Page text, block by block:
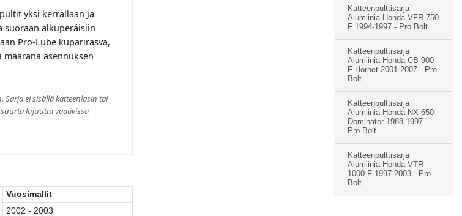
yksi kerrallaan ja
suoraan alkuperäisiin
Pro-Lube kuparirasva,
asennuksen
ei sisällä katteenlasin tai
lujuutta vaativissa
Vuosimallit
2002 - 2003
Katteenpulttisarja
Alumiinia Honda VFR 750
F 1994-1997 - Pro Bolt
Katteenpulttisarja
Alumiinia Honda CB 900
F Hornet 2001-2007 - Pro
Bolt
Katteenpulttisarja
Alumiinia Honda NX 650
Dominator 1988-1997 -
Pro Bolt
Katteenpulttisarja
Alumiinia Honda VTR
1000 F 1997-2003 - Pro
Bolt